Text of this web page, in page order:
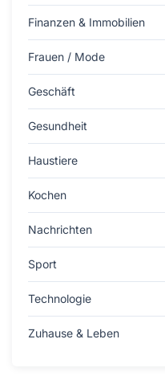
Finanzen & Immobilien
Frauen / Mode
Geschäft
Gesundheit
Haustiere
Kochen
Nachrichten
Sport
Technologie
Zuhause & Leben